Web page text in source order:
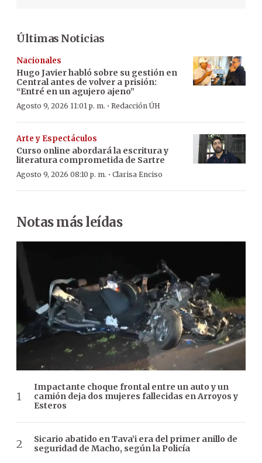
Últimas Noticias
Nacionales
Hugo Javier habló sobre su gestión en
Central antes de volver a prisión:
“Entré en un agujero ajeno”
Agosto 9, 2026 11:01 p. m. · Redacción ÚH
Arte y Espectáculos
Curso online abordará la escritura y
literatura comprometida de Sartre
Agosto 9, 2026 08:10 p. m. · Clarisa Enciso
Notas más leídas
Impactante choque frontal entre un auto y un
camión deja dos mujeres fallecidas en Arroyos y
Esteros
Sicario abatido en Tava’i era del primer anillo de
seguridad de Macho, según la Policía